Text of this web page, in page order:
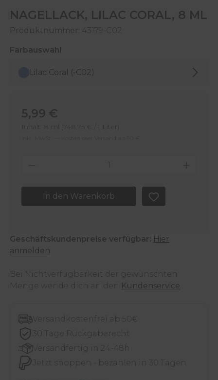
NAGELLACK, LILAC CORAL, 8 ML
Produktnummer: 43179-C02
Farbauswahl
Lilac Coral (-C02)
Regulärer Preis:
5,99 €
Inhalt: 8 ml (748,75 € / 1 Liter)
Produkt Anzahl: Gib den
In den Warenkorb
Geschäftskundenpreise verfügbar: Hier
anmelden
Bei Nichtverfügbarkeit der gewünschten
Menge wende dich an den
Kundenservice
Versandkostenfrei ab 50€
30 Tage Rückgaberecht
Versandfertig in 24-48h
Jetzt shoppen - bezahlen in 30 Tagen